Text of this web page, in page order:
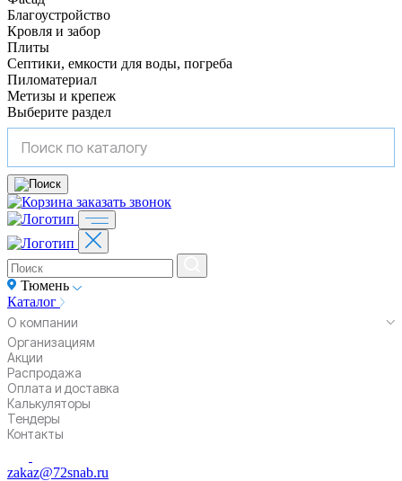
Благоустройство
Кровля и забор
Плиты
Септики, емкости для воды, погреба
Пиломатериал
Метизы и крепеж
Выберите раздел
заказать звонок
Тюмень
Каталог
О компании
Организациям
Акции
Распродажа
Оплата и доставка
Калькуляторы
Тендеры
Контакты
zakaz@72snab.ru